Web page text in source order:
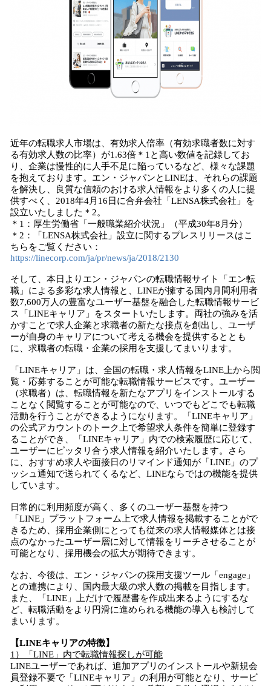
近年の転職求人市場は、有効求人倍率（有効求職者数に対す
る有効求人数の比率）が1.63倍＊1と高い数値を記録してお
り、企業は慢性的に人手不足に陥っているなど、様々な課題
を抱えております。エン・ジャパンとLINEは、それらの課題
を解決し、良質な信頼のおける求人情報をより多くの人に提
供すべく、2018年4月16日に合弁会社「LENSA株式会社」を
設立いたしました＊2。
＊1：厚生労働省「一般職業紹介状況」（平成30年8月分）
＊2：「LENSA株式会社」設立に関するプレスリリースはこ
ちらをご覧ください：
https://linecorp.com/ja/pr/news/ja/2018/2130
そして、本日よりエン・ジャパンの転職情報サイト「エン転
職」による多彩な求人情報と、LINEが擁する国内月間利用者
数7,600万人の豊富なユーザー基盤を融合した転職情報サービ
ス「LINEキャリア」をスタートいたします。両社の強みを活
かすことで求人企業と求職者の新たな接点を創出し、ユーザ
ーが自身のキャリアについて考える機会を提供するととも
に、求職者の転職・企業の採用を支援してまいります。
「LINEキャリア」は、全国の転職・求人情報をLINE上から閲
覧・応募することが可能な転職情報サービスです。ユーザー
（求職者）は、転職情報を新たなアプリをインストールする
ことなく閲覧することが可能なので、いつでもどこでも転職
活動を行うことができるようになります。「LINEキャリア」
の公式アカウントのトーク上で希望求人条件を簡単に登録す
ることができ、「LINEキャリア」内での検索履歴に応じて、
ユーザーにピッタリ合う求人情報を紹介いたします。さら
に、おすすめ求人や面接日のリマインド通知が「LINE」のプ
ッシュ通知で送られてくるなど、LINEならではの機能を提供
しています。
日常的に利用頻度が高く、多くのユーザー基盤を持つ
「LINE」プラットフォーム上で求人情報を掲載することがで
きるため、採用企業側にとっても従来の求人情報媒体とは接
点のなかったユーザー層に対して情報をリーチさせることが
可能となり、採用機会の拡大が期待できます。
なお、今後は、エン・ジャパンの採用支援ツール「engage」
との連携により、国内最大級の求人数の掲載を目指します。
また、「LINE」上だけで履歴書を作成出来るようにするな
ど、転職活動をより円滑に進められる機能の導入も検討して
まいります。
【LINEキャリアの特徴】
1）「LINE」内で転職情報探しが可能
LINEユーザーであれば、追加アプリのインストールや新規会
員登録不要で「LINEキャリア」の利用が可能となり、サービ